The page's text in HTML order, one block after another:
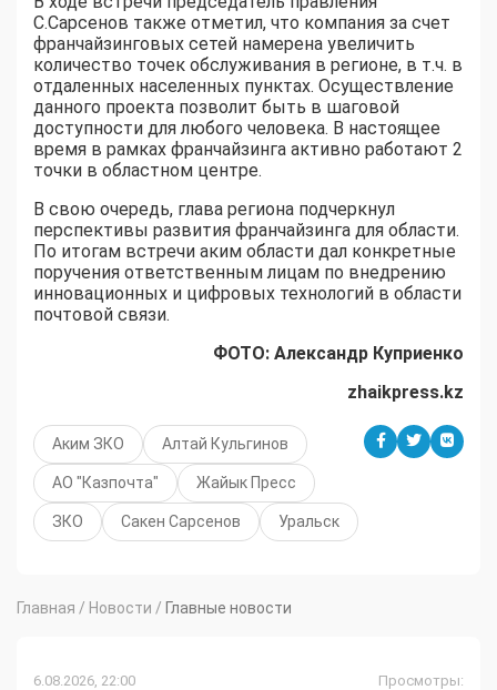
С.Сарсенов также отметил, что компания за счет
франчайзинговых сетей намерена увеличить
количество точек обслуживания в регионе, в т.ч. в
отдаленных населенных пунктах. Осуществление
данного проекта позволит быть в шаговой
доступности для любого человека. В настоящее
время в рамках франчайзинга активно работают 2
точки в областном центре.
В свою очередь, глава региона подчеркнул
перспективы развития франчайзинга для области.
По итогам встречи аким области дал конкретные
поручения ответственным лицам по внедрению
инновационных и цифровых технологий в области
почтовой связи.
ФОТО: Александр Куприенко
zhaikpress.kz
Аким ЗКО Алтай Кульгинов
АО "Казпочта" Жайык Пресс
ЗКО Сакен Сарсенов Уральск
Главная / Новости / Главные новости
6.08.2026, 22:00 Просмотры: